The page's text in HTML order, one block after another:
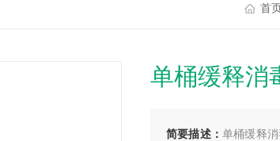
首页
单桶缓释消
简要描述： 单桶缓释